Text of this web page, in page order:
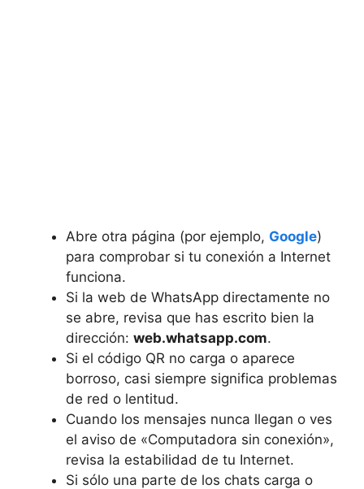
Abre otra página (por ejemplo, Google)
para comprobar si tu conexión a Internet
funciona.
Si la web de WhatsApp directamente no
se abre, revisa que has escrito bien la
dirección: web.whatsapp.com.
Si el código QR no carga o aparece
borroso, casi siempre significa problemas
de red o lentitud.
Cuando los mensajes nunca llegan o ves
el aviso de «Computadora sin conexión»,
revisa la estabilidad de tu Internet.
Si sólo una parte de los chats carga o